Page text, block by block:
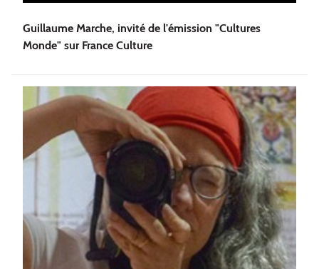
Guillaume Marche, invité de l'émission "Cultures
Monde" sur France Culture